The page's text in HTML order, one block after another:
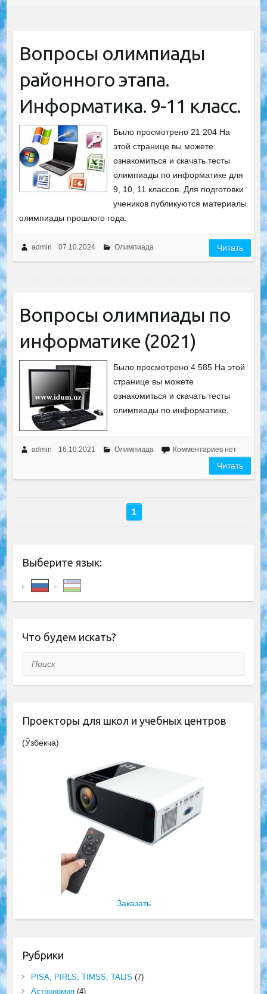
Вопросы олимпиады
районного этапа.
Информатика. 9-11 класс.
Было просмотрено 21 204 На
этой странице вы можете
ознакомиться и скачать тесты
олимпиады по информатике для
9, 10, 11 классов. Для подготовки
учеников публикуются материалы
олимпиады прошлого года.
admin 07.10.2024 Олимпиада Читать
Вопросы олимпиады по
информатике (2021)
Было просмотрено 4 585 На этой
странице вы можете
ознакомиться и скачать тесты
олимпиады по информатике.
admin 16.10.2021 Олимпиада Комментариев нет
Читать
1
Выберите язык:
Что будем искать?
Поиск
Проекторы для школ и учебных центров
(Ўзбекча)
Заказать
Рубрики
PISA, PIRLS, TIMSS, TALIS (7)
Астрономия(4)